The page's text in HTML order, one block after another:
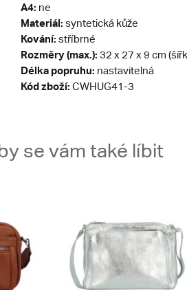
A4: ne
Materiál: syntetická kůže
Kování: stříbrné
Rozměry (max.): 32 x 27 x 9 cm
Délka popruhu: nastavitelná
Kód zboží: CWHUG41-3
se vám také líbit